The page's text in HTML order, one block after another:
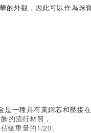
的外觀，因此可以作為珠
是一種具有黃銅芯和壓接
的流行材質，
總重量的1/20。